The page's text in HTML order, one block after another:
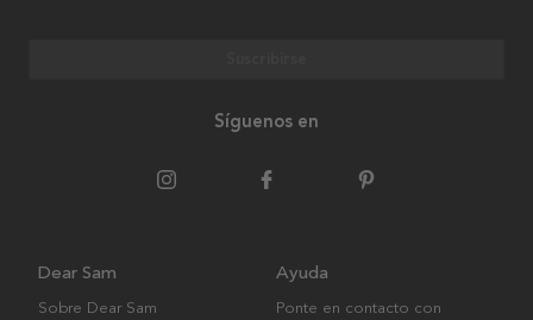
Síguenos en
Dear Sam
Sobre Dear Sam
Ayuda
Ponte en contacto con